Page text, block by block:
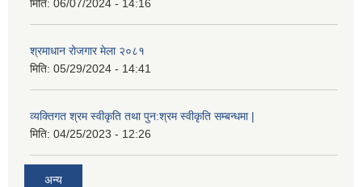
मिति: 06/07/2024 - 14:16
श्रमाधान रोजगार मेला २०८१
मिति: 05/29/2024 - 14:41
व्यक्तिगत श्रम स्वीकृति तथा पुन:श्रम स्वीकृति सम्बन्धमा |
मिति: 04/25/2023 - 12:26
अन्य